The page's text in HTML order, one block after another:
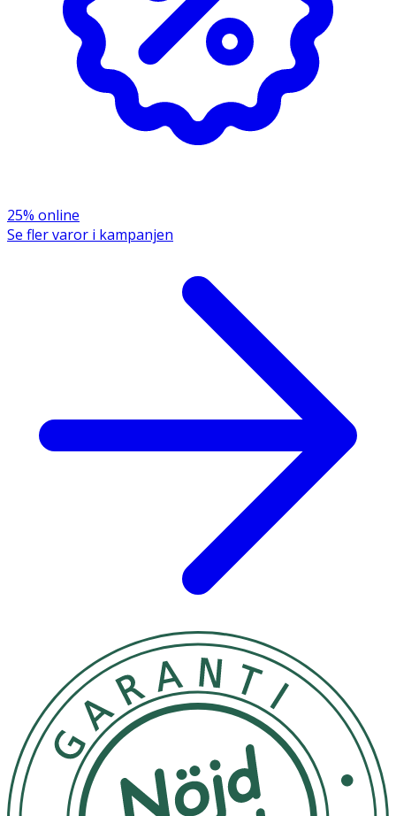
Innehåll
En Sonic eltandborste, 2 borsthuvuden, en kontaktlös
laddare för USB samt bruksanvisning.
25% online
Se fler varor i kampanjen